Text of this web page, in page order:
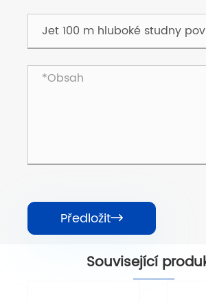
Předložit
Související